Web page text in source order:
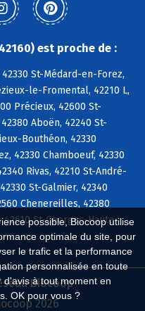
possible, Biocoop utilise
optimale du site, pour
le trafic et la performance
personnalisée en toute
d'avis à tout moment en
OK pour vous ?
est proche de :
St-Médard-en-Forez,
le-Fromental, 42210 L,
Précieux, 42600 St-
Aboën, 42240 St-
Bouthéon, 42330
42330 Chamboeuf, 42330
Rivas, 42210 St-André-
St-Galmier, 42340
Chenereilles, 42380
St-Georges-Haute-
Biocoop
2026